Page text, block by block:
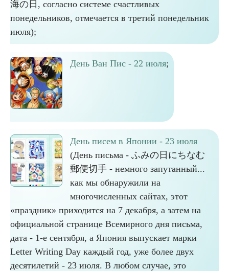
海の日, согласно системе счастливых
понедельников, отмечается в третий понедельник
июля);
День Ван Пис - 22 июля;
День писем в Японии - 23 июля
(День письма - ふみの日にちなむ
郵便切手 - немного запутанный...
как мы обнаружили на
многочисленных сайтах, этот
«праздник» приходится на 7 декабря, а затем на
официальной странице Всемирного дня письма,
дата - 1-е сентября, а Япония выпускает марки
Letter Writing Day каждый год, уже более двух
десятилетий - 23 июля. В любом случае, это